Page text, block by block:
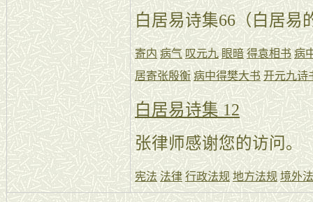
白居易诗集66（白居易
寄内 病气 叹元九 眼暗 得袁相书 病
居寄张殷衡 病中得樊大书 开元九诗
白居易诗集 12
张律师感谢您的访问。
宪法 法律 行政法规 地方法规 境外